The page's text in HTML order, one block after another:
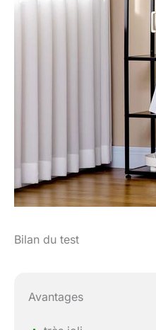
Bilan du test
Avantages